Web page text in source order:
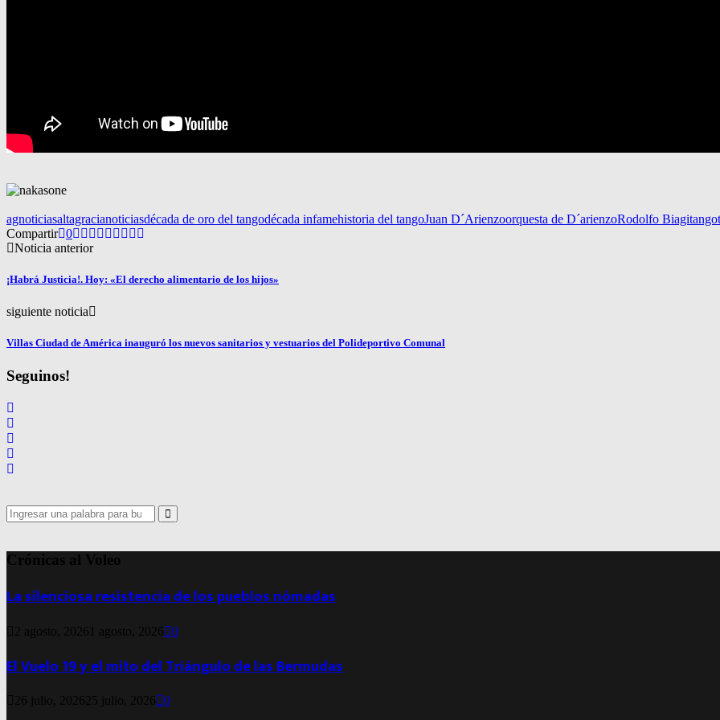
agnoticiasaltagracianoticiasdécada de oro del tangodécada infamehistoria del tangoJuan D´Arienzoorquesta de D´arienzoRodolfo Biagitango
Compartir 0
Noticia anterior
¡Habrá Justicia!. Hoy: «El derecho alimentario de los hijos»
siguiente noticia
Villas Ciudad de América inauguró los nuevos sanitarios y vestuarios del Polideportivo Comunal
Seguinos!
Search
for:
Search
Crónicas al Voleo
La silenciosa resistencia de los pueblos nómadas
2 agosto, 2026 1 agosto, 2026 0
El Vuelo 19 y el mito del Triángulo de las Bermudas
26 julio, 2026 25 julio, 2026 0